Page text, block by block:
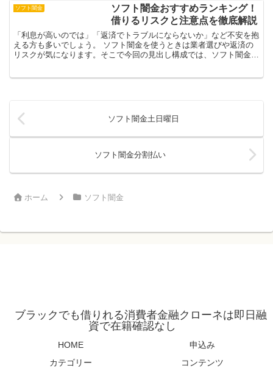
原因は信用情報の問題であり、多重債務
や延滞、過去の破産などが...
ソフト闇金
ソフト闇金おすすめランキング！
借りるリスクと注意点を徹底解説
「利息が高いのでは」「返済でトラブルにならないか」など不安を抱
える方も多いでしょう。 ソフト闇金を使うときは業者選びや返済の
リスクが気になります。そこで今回の見出し構成では、ソフト闇金を
ソフト闇金土日曜日
ソフト闇金分割払い
ホーム ソフト闇金
ブラックでも借りれる消費者金融クローネは即日融
資で在籍確認なし
HOME
申込み
カテゴリー
コンテンツ